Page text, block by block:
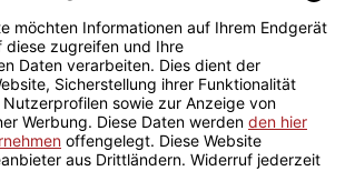
Preise inkl. gesetzl. Mehrwertsteuer
Händler-Login
Über uns
Versand und Zahlungsbedingungen